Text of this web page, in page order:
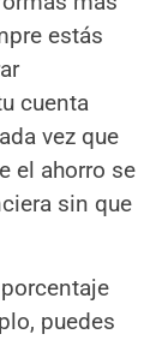
estás
cuenta
vez que
el ahorro se
sin que
puedes